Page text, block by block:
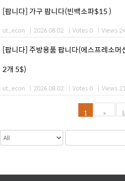
[팝니다] 가구 팝니다(빈백소파$15 )
ut_econ | 2026.08.02 | Votes 0 | Views
[팝니다] 주방용품 팝니다(에스프레소
2개 5$)
ut_econ | 2026.08.02 | Votes 0 | Views
1 »